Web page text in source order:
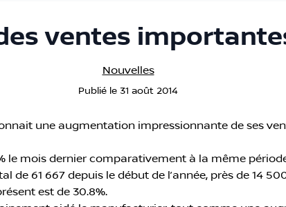
ventes
Nouvelles
Publié le 31 août 2014
une augmentation impressionnante de ses
le mois dernier comparativement à la même
61 667 depuis le début de l’année, près de 14
est de 30.8%.